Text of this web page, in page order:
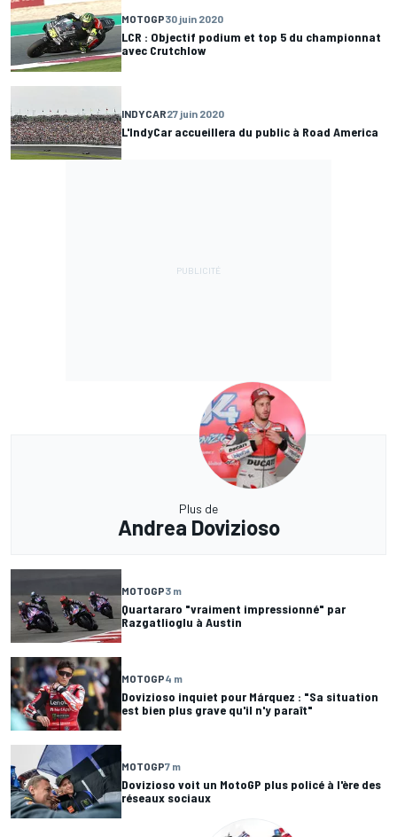
MOTOGP30 juin 2020
LCR : Objectif podium et top 5 du championnat
avec Crutchlow
INDYCAR27 juin 2020
L'IndyCar accueillera du public à Road America
Plus de
Andrea Dovizioso
MOTOGP3 m
Quartararo "vraiment impressionné" par
Razgatlioglu à Austin
MOTOGP4 m
Dovizioso inquiet pour Márquez : "Sa situation
est bien plus grave qu'il n'y paraît"
MOTOGP7 m
Dovizioso voit un MotoGP plus policé à l'ère des
réseaux sociaux